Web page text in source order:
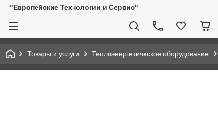
"Европейские Технологии и Сервис"
Товары и услуги Теплоэнергетическое оборудование